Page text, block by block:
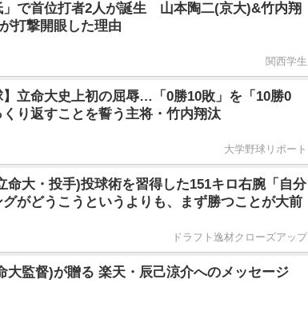
」で首位打者2人が誕生 山本陶二(京大)&竹内翔
打撃開眼した理由
関西学生
】立命大史上初の屈辱…「0勝10敗」を「10勝0
り返すことを誓う主将・竹内翔汰
大学野球リポート
命大・投手)投球術を習得した151キロ右腕「自分
がどうこうというよりも、まず勝つことが大前
ドラフト逸材クローズアップ
大監督)が贈る 楽天・辰己涼介へのメッセージ